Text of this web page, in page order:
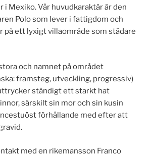
i Mexiko. Vår huvudkaraktär är den
Polo som lever i fattigdom och
på ett lyxigt villaområde som städare
och namnet på området
framsteg, utveckling, progressiv)
ständigt ett starkt hat
särskilt sin mor och sin kusin
förhållande med efter att
med en rikemansson Franco